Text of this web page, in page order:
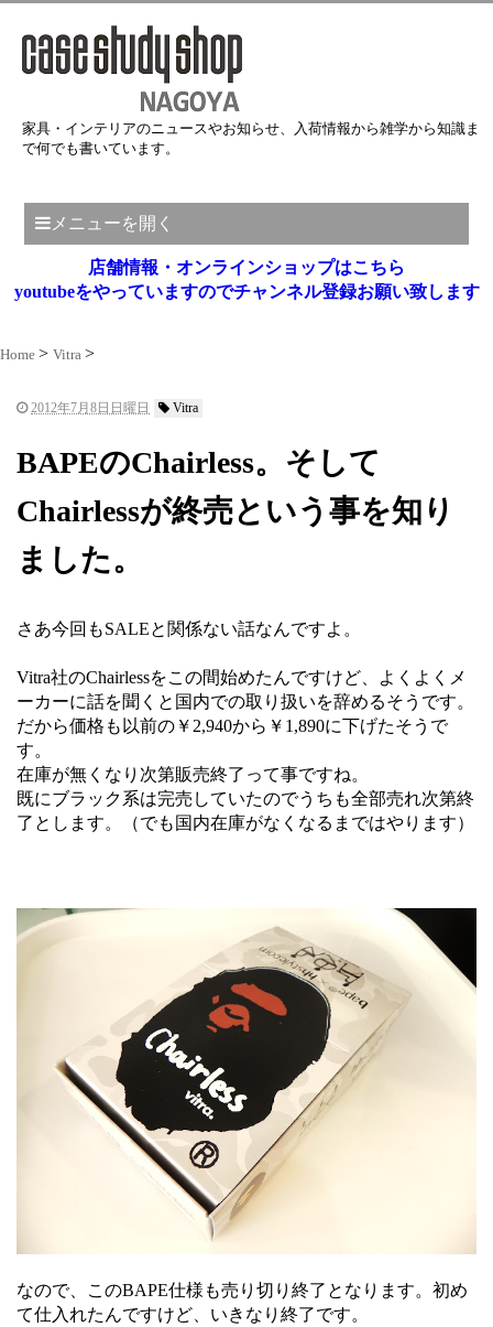
家具・インテリアのニュースやお知らせ、入荷情報から雑学から知識ま
で何でも書いています。
メニューを開く
店舗情報・オンラインショップはこちら
youtubeをやっていますのでチャンネル登録お願い致します
Home Vitra
2012年7月8日日曜日 Vitra
BAPEのChairless。そして
Chairlessが終売という事を知り
ました。
さあ今回もSALEと関係ない話なんですよ。
Vitra社のChairlessをこの間始めたんですけど、よくよくメ
ーカーに話を聞くと国内での取り扱いを辞めるそうです。
だから価格も以前の￥2,940から￥1,890に下げたそうで
す。
在庫が無くなり次第販売終了って事ですね。
既にブラック系は完売していたのでうちも全部売れ次第終
了とします。（でも国内在庫がなくなるまではやります）
なので、このBAPE仕様も売り切り終了となります。初め
て仕入れたんですけど、いきなり終了です。